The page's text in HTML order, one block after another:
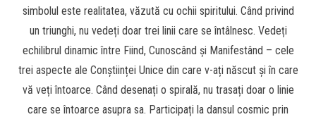
simbolul este realitatea, văzută cu ochii spiritului. Când privind
un triunghi, nu vedeți doar trei linii care se întâlnesc. Vedeți
echilibrul dinamic între Fiind, Cunoscând și Manifestând – cele
trei aspecte ale Conștiinței Unice din care v-ați născut și în care
vă veți întoarce. Când desenați o spirală, nu trasați doar o linie
care se întoarce asupra sa. Participați la dansul cosmic prin